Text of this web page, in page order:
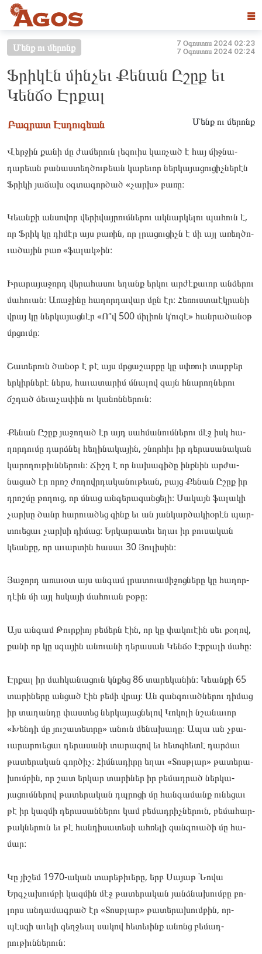
☰
Մենք ու մերոնք
7 Օգոստոս 2024 02:23
7 Օգոստոս 2024 02:24
Ֆրիկէն մինչեւ Քենան Ըշըք եւ
Կենճօ Էրքալ
Բագրատ Էսդուգեան Մենք ու մերոնք
Վերջին քանի մը ժամերուն լե­­­զուիս կառ­­­չած է հայ միջ­­­նա­­­­­­­
դարեան բա­­­նաս­­­տեղծու­­­թեան կա­­­րեւոր ներ­­­կա­­­­­­­յացու­­­ցիչնե­­­րէն
Ֆրի­­­կի յա­­­ճախ օգ­­­տա­­­­­­­գոր­­­ծած «չարխ» բա­­­ռը։
Կեան­­­քի ան­­­սո­­­­­­­վոր վե­­­րիվայ­­­րումնե­­­րու ակ­­­նարկե­­­լու պա­­­հուն է,
որ Ֆրիկ կը դի­­­մէր այս բա­­­ռին, որ լրա­­­ցու­­­ցիչն է մի այլ առեղ­­­ծո­­­­­­­
ւածա­­­յին բառ «ֆա­­­լակ»ին։
Իրա­­­րայա­­­ջորդ վե­­­րահա­­­սու եղանք եր­­­կու ար­­­ժէ­­­­­­­քաւոր ան­­­ձե­­­­­­­րու
մա­­­հուան։ Առա­­­ջինը հա­­­ղոր­­­դա­­­­­­­վար մըն էր։ Հե­­­ռուստաէկ­­­րա­­­­­­­նի
վրայ կը ներ­­­կա­­­­­­­յաց­­­նէր «Ո՞վ 500 մի­­­լիոն կ՚ու­­­զէ» հան­­­րա­­­­­­­ծանօթ
մրցու­­­մը։
Շա­­­տերուն ծա­­­նօթ է թէ այս մրցա­­­շար­­­քը կը սփռո­­­ւի տար­­­բեր
եր­­­կիրնե­­­րէ ներս, հա­­­ւատա­­­րիմ մնա­­­լով զայն հնա­­­րող­­­նե­­­­­­­րու
ճշդած ձե­­­ւաչա­­­փին ու կա­­­նոն­­­նե­­­­­­­րուն։
Քե­­­նան Ըշըք յա­­­ջողած էր այդ սահ­­­մա­­­­­­­նումնե­­­րու մէջ իսկ հա­­­
ղոր­­­դումը դարձնել հե­­­ղինա­­­կային, շնոր­­­հիւ իր դե­­­րասա­­­նական
կա­­­րողու­­­թիւննե­­­րուն։ Ճիշդ է որ նա­­­խագի­­­ծը ինքնին ար­­­ժա­­­­­­­
նացած էր որոշ ժո­­­ղովրդա­­­կանու­­­թեան, բայց Քե­­­նան Ըշըք իր
դրոշ­­­մը թո­­­ղուց, որ մնաց ան­­­գե­­­­­­­րազան­­­ցե­­­­­­­լի։ Սա­­­կայն ֆա­­­լակի
չար­­­խը ծանր հա­­­րուա­­­ծեց զինք եւ ան յան­­­կարծա­­­կիօրէն պար­­­
տուեցաւ չար­­­խի դի­­­մաց։ Եր­­­կա­­­­­­­րատեւ եղաւ իր բու­­­սա­­­­­­­կան
կեան­­­քը, որ աւար­­­տին հա­­­սաւ 30 Յու­­­լի­­­­­­­սին։
Յա­­­ջորդ առա­­­ւօտ այս ան­­­գամ լրա­­­տուա­­­միջոց­­­նե­­­­­­­րը կը հա­­­ղոր­­­
դէին մի այլ հսկա­­­յի մա­­­հուան բօ­­­թը։
Այս ան­­­գամ Թուրքիոյ բե­­­մերն էին, որ կը փա­­­կուէին սեւ քօ­­­ղով,
քա­­­նի որ կը սգա­­­յին անո­­­ւանի դե­­­րասան Կեն­­­ճօ Էր­­­քա­­­­­­­լի մա­­­հը։
Էր­­­քալ իր մահ­­­կա­­­­­­­նացուն կնքեց 86 տա­­­րեկա­­­նին։ Կեան­­­քի 65
տա­­­րինե­­­րը ան­­­ցած էին բե­­­մի վրայ։ Ան զան­­­գո­­­­­­­ւած­­­նե­­­­­­­րու դի­­­մաց
իր տա­­­ղան­­­դը փաս­­­տեց ներ­­­կա­­­­­­­յաց­­­նե­­­­­­­լով Կո­­­կոլի նշա­­­նաւոր
«Խեն­­­դի մը յու­­­շա­­­­­­­տետ­­­րը» անուն մե­­­նախա­­­ղը։ Ապա ան չբա­­­
ւարա­­­րուե­­­ցաւ դե­­­րասա­­­նի տա­­­րազով եւ հետզհե­­­տէ դար­­­ձաւ
թա­­­տերա­­­կան գոր­­­ծիչ։ Հիմ­­­նա­­­­­­­դիրը եղաւ «Տոսթլար» թա­­­տերա­­­
խումբին, որ շատ եր­­­կար տա­­­րիներ իր բե­­­մադ­­­րած ներ­­­կա­­­­­­­
յացումնե­­­րով թա­­­տերա­­­կան դպրո­­­ցի մը հան­­­գա­­­­­­­մանք ու­­­նե­­­­­­­ցաւ
թէ իր կազ­­­մի դե­­­րասան­­­նե­­­­­­­րու կամ բե­­­մադ­­­րիչնե­­­րուն, բե­­­մահար­­­
թակնե­­­րուն եւ թէ հան­­­դի­­­­­­­սատե­­­սի ահ­­­ռե­­­­­­­լի զան­­­գո­­­­­­­ւածի մը հա­­­
մար։
Կը յի­­­շեմ 1970-ական տա­­­րեթի­­­ւերը, երբ Սա­­­յաթ Նո­­­վա
Երգչա­­­խումբի կազ­­­մին մէջ թա­­­տերա­­­կան յանձնա­­­խումբը բո­­­
լորս ան­­­դա­­­­­­­մագ­­­րած էր «Տոսթլար» թա­­­տերա­­­խումբին, որ­­­
պէսզի աւե­­­լի զեղ­­­ջեալ սա­­­կով հե­­­տեւինք անոնց բե­­­մադ­­­
րութիւննե­­­րուն։